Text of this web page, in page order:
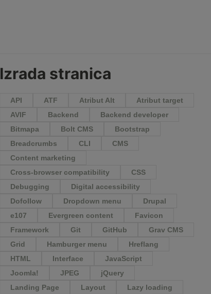
Izrada stranica
API ATF Atribut Alt
Atribut target
AVIF
Backend
Backend developer
Bitmapa
Bolt CMS
Bootstrap
Breadcrumbs
CLI
CMS
Content marketing
Cross-browser compatibility
CSS
Debugging
Digital accessibility
Dofollow
Dropdown menu
Drupal
e107
Evergreen content
Favicon
Framework
Git GitHub
Grav CMS
Grid
Hamburger menu
Hreflang
HTML
Interface
JavaScript
Joomla!
JPEG
jQuery
Landing Page
Layout
Lazy loading